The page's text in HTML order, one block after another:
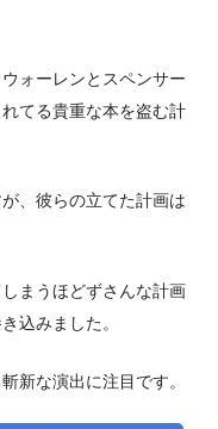
ォーレンとスペンサー
てる貴重な本を盗む計
、彼らの立てた計画は
まうほどずさんな計画
込みました。
新な演出に注目です。